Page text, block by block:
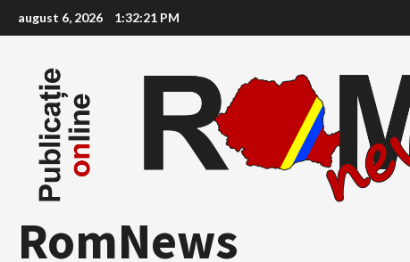
to
august 6, 2026 1:32:22 PM
RomNews